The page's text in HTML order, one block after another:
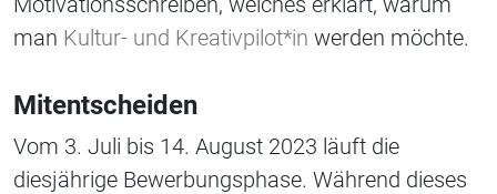
man Kultur- und Kreativpilot*in werden möchte.
Mitentscheiden
Vom 3. Juli bis 14. August 2023 läuft die
diesjährige Bewerbungsphase. Während dieses